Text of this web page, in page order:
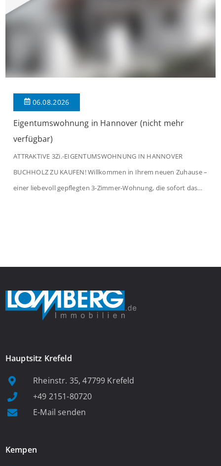
06.08.2026
Eigentumswohnung in Hannover (nicht mehr
verfügbar)
ATTRAKTIVE 3Zi.-EIGENTUMSWOHNUNG IN HANNOVER
BUCHHOLZ ZU KAUFEN! Willkommen in Ihrem neuen Zuhause –
einer liebevoll gepflegten 3-Zimmer-Wohnung, die sofort das
Hauptsitz Krefeld
Rheinstr. 35, 47799 Krefeld
+49 2151-80720
E-Mail senden
Kempen